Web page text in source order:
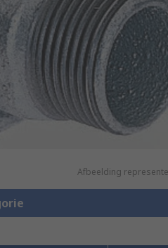
Afbeelding